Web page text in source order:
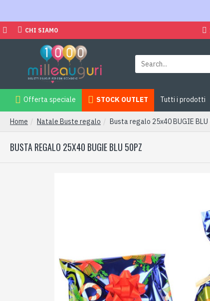
CHI SIAMO
Offerta speciale STOCK OUTLET Tutti i prodotti
Home Natale Buste regalo Busta regalo 25x40 BUGIE BLU
BUSTA REGALO 25X40 BUGIE BLU 50PZ